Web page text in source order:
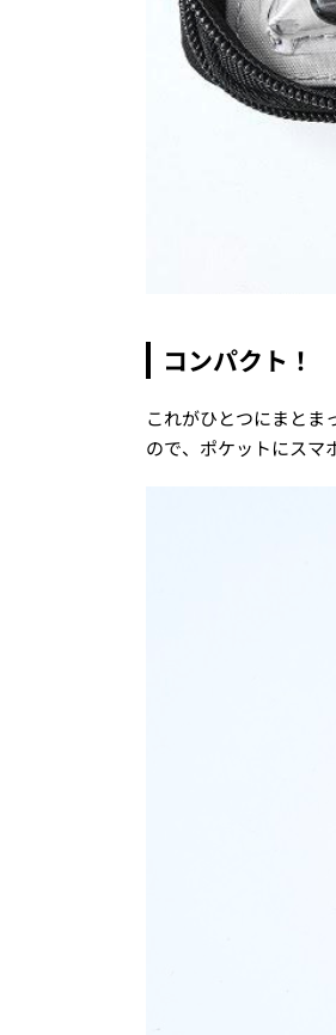
コンパクト！
これがひとつにまと
ので、ポケットにスマ